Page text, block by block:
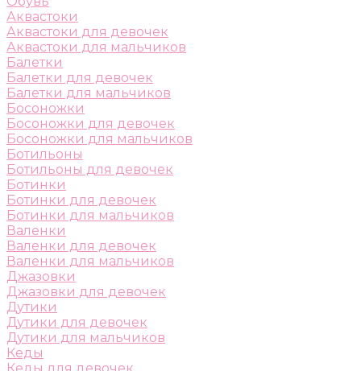
Аквастоки
Аквастоки для девочек
Аквастоки для мальчиков
Балетки
Балетки для девочек
Балетки для мальчиков
Босоножки
Босоножки для девочек
Босоножки для мальчиков
Ботильоны
Ботильоны для девочек
Ботинки
Ботинки для девочек
Ботинки для мальчиков
Валенки
Валенки для девочек
Валенки для мальчиков
Джазовки
Джазовки для девочек
Дутики
Дутики для девочек
Дутики для мальчиков
Кеды